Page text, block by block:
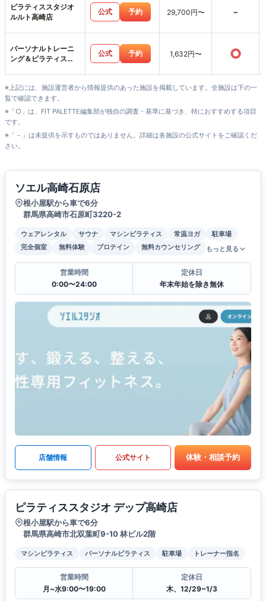
ピラティススタジオ
ルルト高崎店
公式 予約 29,700円〜 -
パーソナルトレーニ
ング＆ピラティス
公式 予約 1,632円〜 ○
※上記には、施設運営者から情報提供のあった施設を掲載しています。全施設は下の一
覧で確認できます。
※「○」は、FIT PALETTE編集部が独自の調査・基準に基づき、特におすすめする項目
です。
※「－」は未提供を示すものではありません。詳細は各施設の公式サイトをご確認くだ
さい。
ソエル高崎石原店
根小屋駅から車で6分
群馬県高崎市石原町3220-2
ウェアレンタル サウナ マシンピラティス 常温ヨガ
駐車場
完全個室
無料体験 プロテイン 無料カウンセリング もっと見る
営業時間
0:00〜24:00
定休日
年末年始を除き無休
店舗情報 公式サイト 体験・相談予約
ピラティススタジオ デップ高崎店
根小屋駅から車で6分
群馬県高崎市北双葉町9-10 林ビル2階
マシンピラティス パーソナルピラティス 駐車場 トレーナー指名
営業時間
月~水9:00〜19:00
定休日
木、12/29~1/3